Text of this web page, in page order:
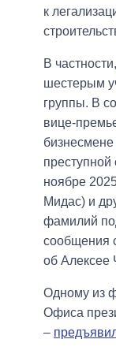
к
В частности,
шестерым
группы. В
вице-
преступной
ноябре
Мидас) и
фамилий
сообщения
об
Одному из
Офиса
–